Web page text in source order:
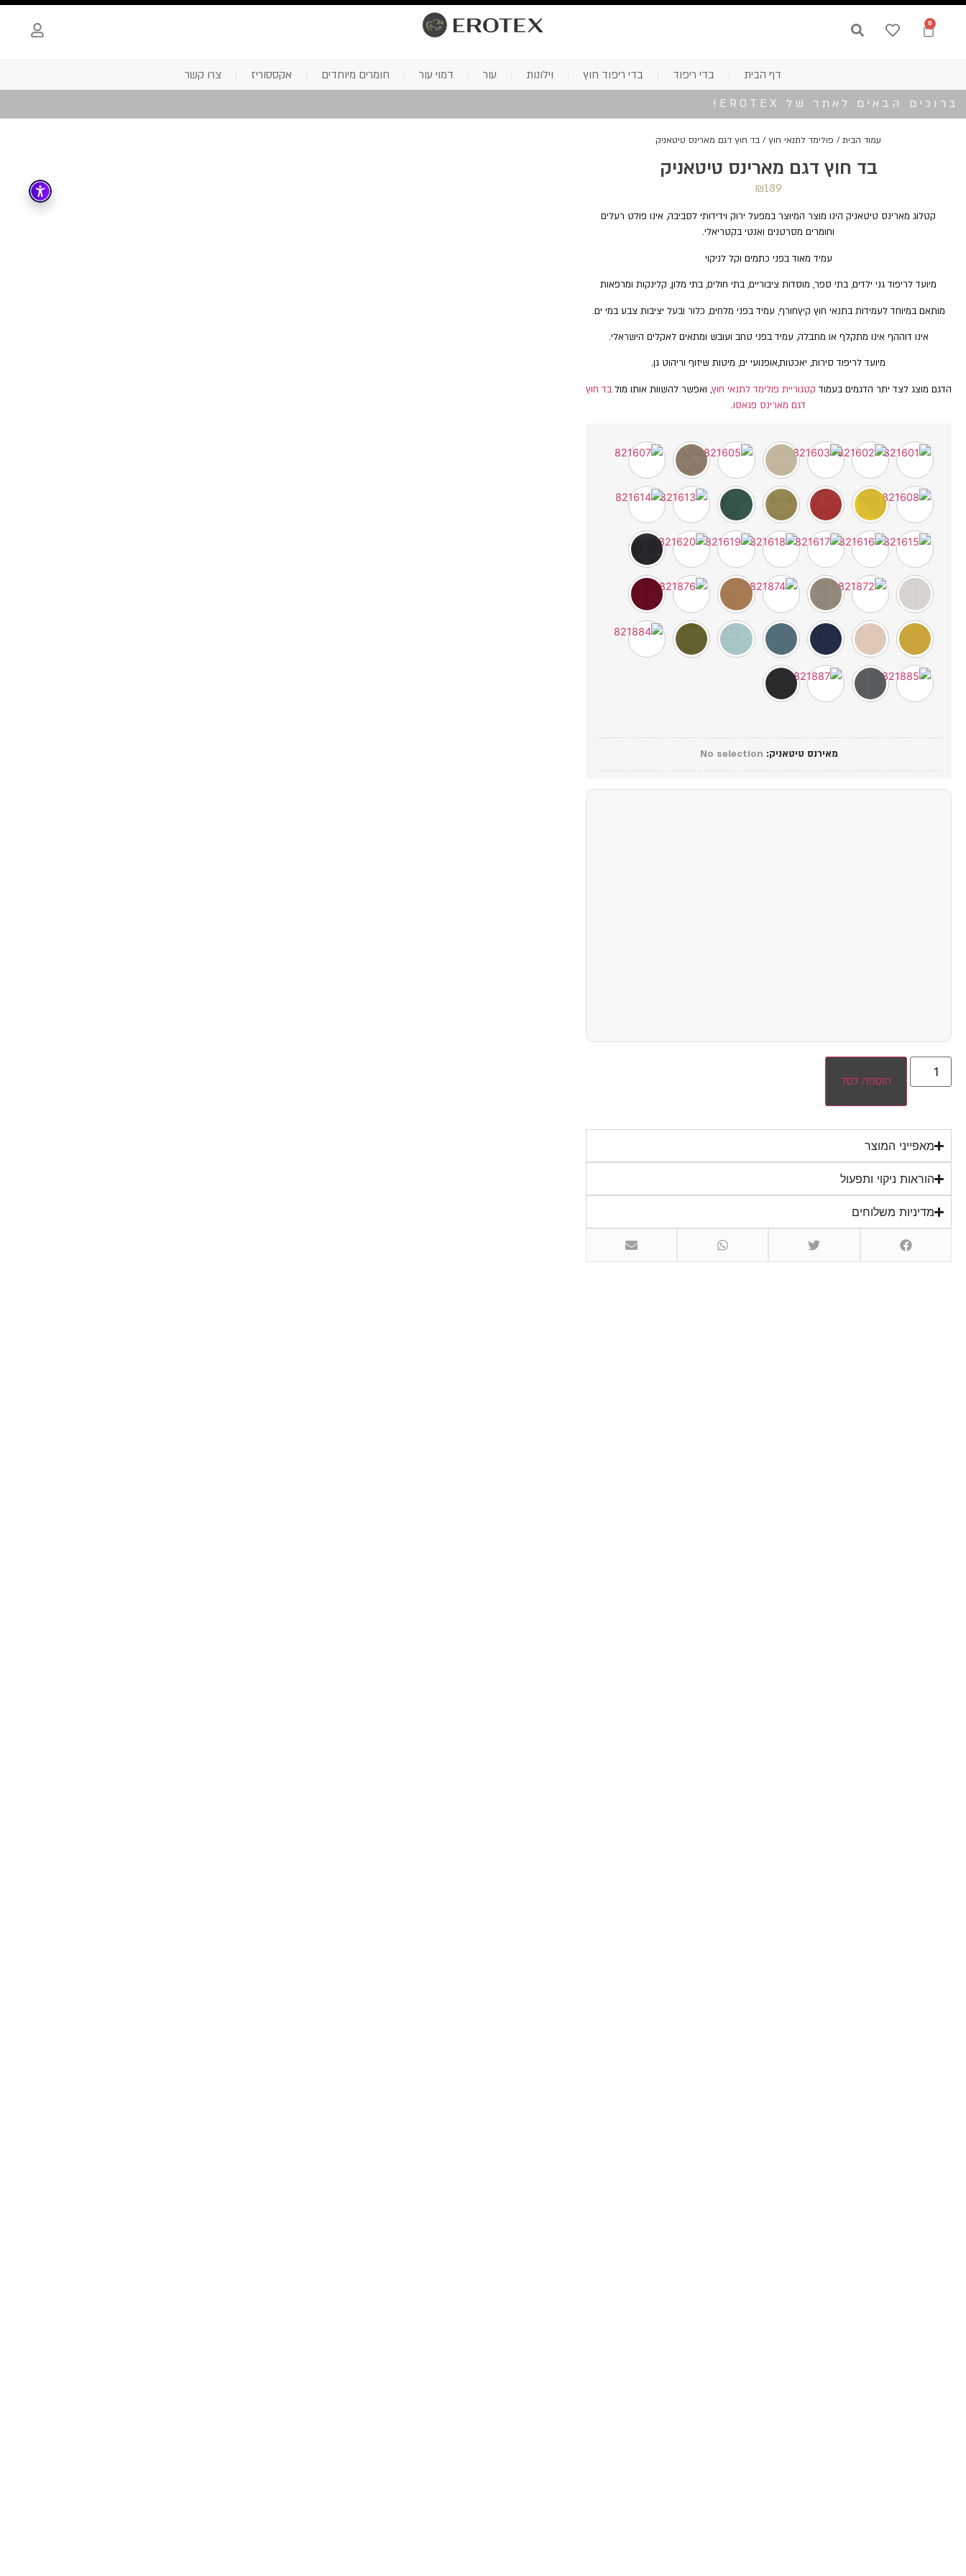
0
דף הבית בדי ריפוד בדי ריפוד חוץ וילונות עור דמוי עור חומרים מיוחדים אקססוריז צרו קשר
ברוכים הבאים לאתר של EROTEX!
עמוד הבית/ פולימד לתנאי חוץ/ בד חוץ דגם מארינס טיטאניק
בד חוץ דגם מארינס טיטאניק
₪189
קטלוג מארינס טיטאניק הינו מוצר המיוצר במפעל ירוק וידידותי לסביבה, אינו פולט רעלים
וחומרים מסרטנים ואנטי בקטריאלי.
עמיד מאוד בפני כתמים וקל לניקוי
מיועד לריפוד גני ילדים, בתי ספר, מוסדות ציבוריים, בתי חולים, בתי מלון, קלינקות ומרפאות
מותאם במיוחד לעמידות בתנאי חוץ קיץחורף, עמיד בפני מלחים, כלור ובעל יציבות צבע במי ים.
אינו דוההף אינו מתקלף או מתבלה, עמיד בפני טחב ועובש ומתאים לאקלים הישראלי.
מיועד לריפוד סירות, יאכטות,אופנועי ים, מיטות שיזוף וריהוט גן.
הדגם מוצג לצד יתר הדגמים בעמוד קטגוריית פולימד לתנאי חוץ, ואפשר להשוות אותו מולבד חוץ
דגם מארינס פגאסו.
מאירנס טיטאניק:
No selection
הוספה לסל
מאפייני המוצר
הוראות ניקוי ותפעול
מדיניות משלוחים